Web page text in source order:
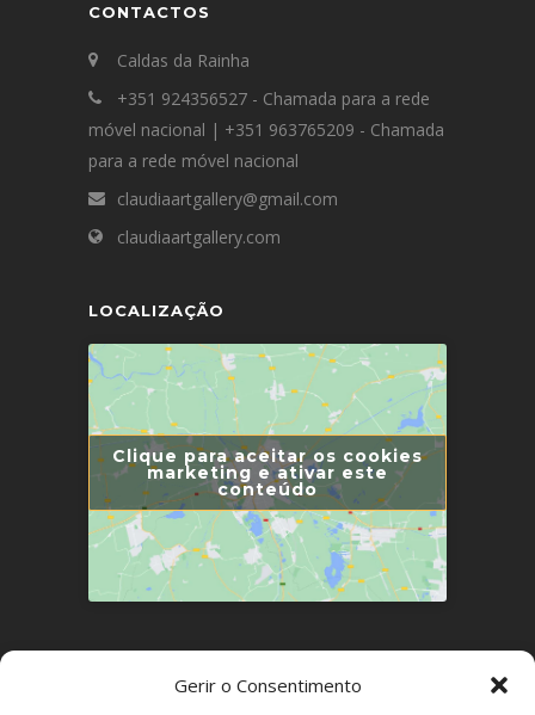
Gerir o Consentimento
CONTACTOS
Caldas da Rainha
+351 924356527 - Chamada para a rede
móvel nacional | +351 963765209 - Chamada
para a rede móvel nacional
claudiaartgallery@gmail.com
claudiaartgallery.com
LOCALIZAÇÃO
Clique para aceitar os cookies
marketing e ativar este
conteúdo